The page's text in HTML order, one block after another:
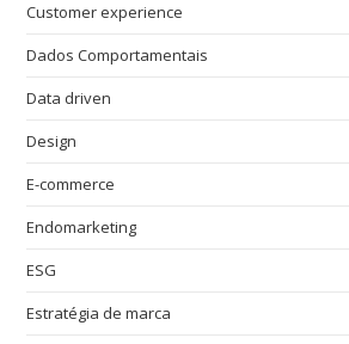
Customer experience
Dados Comportamentais
Data driven
Design
E-commerce
Endomarketing
ESG
Estratégia de marca